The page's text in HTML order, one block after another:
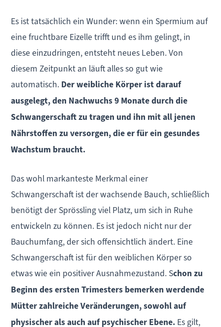
Es ist tatsächlich ein Wunder: wenn ein Spermium auf
eine fruchtbare Eizelle trifft und es ihm gelingt, in
diese einzudringen, entsteht neues Leben. Von
diesem Zeitpunkt an läuft alles so gut wie
automatisch. Der weibliche Körper ist darauf
ausgelegt, den Nachwuchs 9 Monate durch die
Schwangerschaft zu tragen und ihn mit all jenen
Nährstoffen zu versorgen, die er für ein gesundes
Wachstum braucht.
Das wohl markanteste Merkmal einer
Schwangerschaft ist der wachsende Bauch, schließlich
benötigt der Sprössling viel Platz, um sich in Ruhe
entwickeln zu können. Es ist jedoch nicht nur der
Bauchumfang, der sich offensichtlich ändert. Eine
Schwangerschaft ist für den weiblichen Körper so
etwas wie ein positiver Ausnahmezustand. Schon zu
Beginn des ersten Trimesters bemerken werdende
Mütter zahlreiche Veränderungen, sowohl auf
physischer als auch auf psychischer Ebene. Es gilt,